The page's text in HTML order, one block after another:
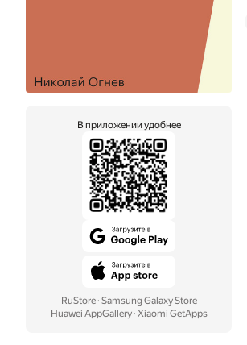
В приложении удобнее
RuStore· Samsung Galaxy Store
Huawei AppGallery· Xiaomi GetApps